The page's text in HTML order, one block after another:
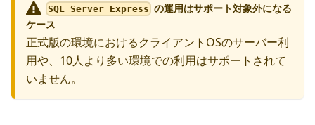
SQL Server Express の運用はサポート対象外になる
ケース
正式版の環境におけるクライアントOSのサーバー利
用や、10人より多い環境での利用はサポートされて
いません。